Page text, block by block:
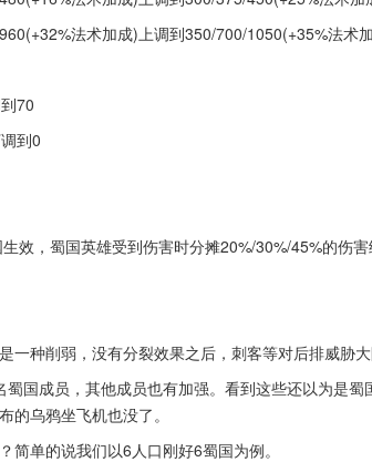
法术加成)上调到350/700/1050(+35%法术
70
到0
效，蜀国英雄受到伤害时分摊20%/30%/45%的伤
一种削弱，没有分裂效果之后，刺客等对后排威胁大
国成员，其他成员也有加强。看到这些还以为是
的乌鸦坐飞机也没了。
简单的说我们以6人口刚好6蜀国为例。